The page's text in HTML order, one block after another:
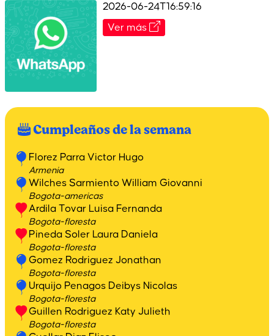
2026-06-24T16:59:16
Ver más
Cumpleaños de la semana
Florez Parra Victor Hugo
Armenia
Wilches Sarmiento William Giovanni
Bogota-americas
Ardila Tovar Luisa Fernanda
Bogota-floresta
Pineda Soler Laura Daniela
Bogota-floresta
Gomez Rodriguez Jonathan
Bogota-floresta
Urquijo Penagos Deibys Nicolas
Bogota-floresta
Guillen Rodriguez Katy Julieth
Bogota-floresta